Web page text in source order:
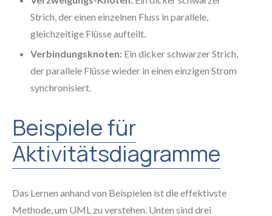
Strich, der einen einzelnen Fluss in parallele,
gleichzeitige Flüsse aufteilt.
Verbindungsknoten: Ein dicker schwarzer Strich,
der parallele Flüsse wieder in einen einzigen Strom
synchronisiert.
Beispiele für
Aktivitätsdiagramme
Das Lernen anhand von Beispielen ist die effektivste
Methode, um UML zu verstehen. Unten sind drei